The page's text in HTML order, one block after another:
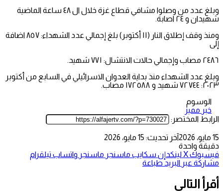
وبلغ عدد من وصلوا مشافي قطاع غزة خلال ال ٤٨ ساعة الماضية
شهيدان و ٢٤ اصابة.
ومنذ وقف إطلاق النار (١١ أكتوبر) بلغ إجمالي عدد الشهداء: ٨٥٧ اضافة
إلى
٢٤٨٦ مصاب وإجمالي حالات الانتشال: ٧٧١ شهيد.
وبلغ عدد الشهداء منذ بداية العدوان الاسرائيلي في السابع من أكتوبر
٢٠٢٣: ٧٢٧٤٤ شهيد و ١٧٢٥٨٨ مصاب.
الوسوم
خبر مميز
الرابط المختصر:
15 مايو، 2026
آخر تحديث: 15 مايو، 2026
دقيقة واحدة
فيسبوك‫Xلينكدإن سكايب ماسنجر ماسنجر واتساب تيلقرام
مشاركة عبر البريد طباعة
أقرأ التالي